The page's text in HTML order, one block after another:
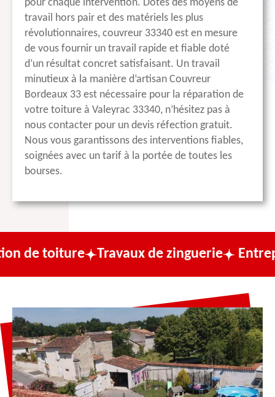
pour chaque intervention. Dotés des moyens de
travail hors pair et des matériels les plus
révolutionnaires, couvreur 33340 est en mesure
de vous fournir un travail rapide et fiable doté
d’un résultat concret satisfaisant. Un travail
minutieux à la manière d’artisan Couvreur
Bordeaux 33 est nécessaire pour la réparation de
votre toiture à Valeyrac 33340, n’hésitez pas à
nous contacter pour un devis réfection gratuit.
Nous vous garantissons des interventions fiables,
soignées avec un tarif à la portée de toutes les
bourses.
Travaux de zinguerie Entreprise de